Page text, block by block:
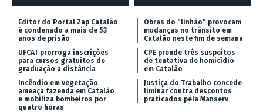
Editor do Portal Zap Catalão
é condenado a mais de 53
anos de prisão
Obras do “linhão” provocam
mudanças no trânsito em
Catalão neste fim de semana
UFCAT prorroga inscrições
para cursos gratuitos de
graduação a distância
CPE prende três suspeitos
de tentativa de homicídio
em Catalão
Incêndio em vegetação
ameaça fazenda em Catalão
e mobiliza bombeiros por
quatro horas
Justiça do Trabalho concede
liminar contra descontos
praticados pela Manserv